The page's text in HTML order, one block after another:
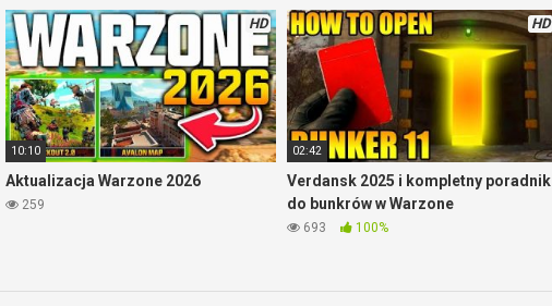
HD
10:10
Aktualizacja Warzone 2026
259
HD
02:42
Verdansk 2025 i kompletny poradnik
do bunkrów w Warzone
693 100%